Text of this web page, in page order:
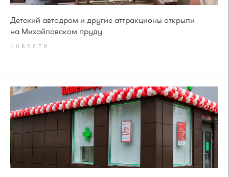
Детский автодром и другие аттракционы открыли
на Михайловском пруду
НОВОСТИ